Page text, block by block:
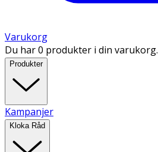
Varukorg
Du har 0 produkter i din varukorg.
Produkter
Kampanjer
Kloka Råd